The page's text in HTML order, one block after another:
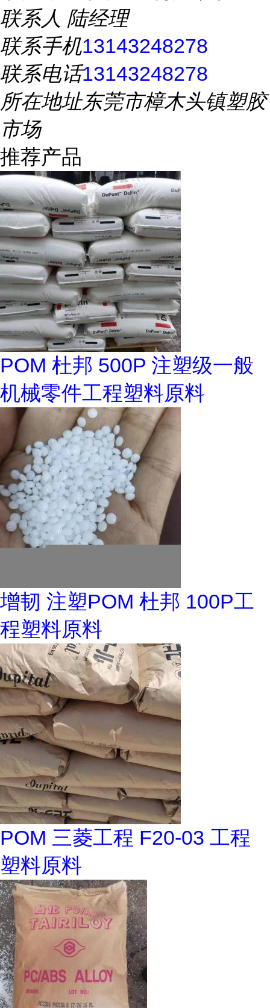
联系人 陆经理
联系手机13143248278
联系电话13143248278
所在地址东莞市樟木头镇塑胶
市场
推荐产品
POM 杜邦 500P 注塑级一般
机械零件工程塑料原料
增韧 注塑POM 杜邦 100P工
程塑料原料
POM 三菱工程 F20-03 工程
塑料原料